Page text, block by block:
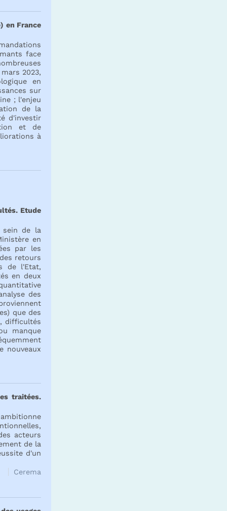
en France
face
2023,
en
sur
; l'enjeu
de la
d'investir
et de
à
Etude
sein de la
en
par les
retours
de l'Etat,
en deux
des
que des
difficultés
manque
nouveaux
traitées.
acteurs
de la
d'un
Cerema